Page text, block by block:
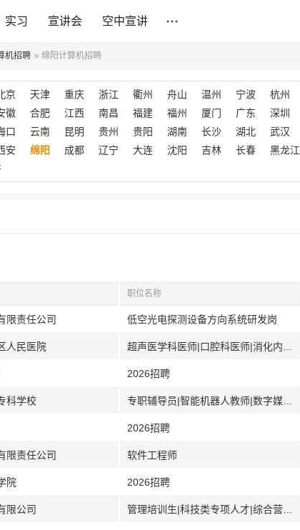
实习 宣讲会 空中宣讲
机招聘 » 绵阳计算机招聘
京 天津 重庆 浙江 衢州 舟山 温州 宁波 杭州
徽 合肥 江西 南昌 福建 福州 厦门 广东 深圳
口 云南 昆明 贵州 贵阳 湖南 长沙 湖北 武汉
安 绵阳 成都 辽宁 大连 沈阳 吉林 长春 黑龙江
职位名称
限责任公司 低空光电探测设备方向系统研发岗
人民医院
2026招聘
科学校
2026招聘
限责任公司 软件工程师
院 2026招聘
限公司